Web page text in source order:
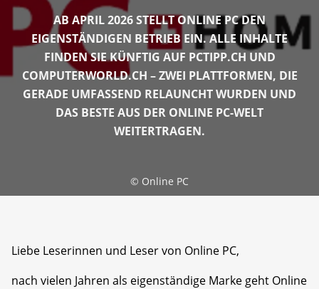
AB APRIL 2026 STELLT ONLINE PC DEN
EIGENSTÄNDIGEN BETRIEB EIN. ALLE INHALTE
FINDEN SIE KÜNFTIG AUF PCTIPP.CH UND
COMPUTERWORLD.CH – ZWEI PLATTFORMEN, DIE
GERADE UMFASSEND RELAUNCHT WURDEN UND
DAS BESTE AUS DER ONLINE PC-WELT
WEITERTRAGEN.
© Online PC
Liebe Leserinnen und Leser von Online PC,
nach vielen Jahren als eigenständige Marke geht Online